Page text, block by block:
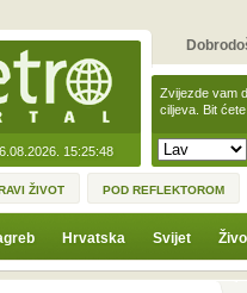
15:25:48
Zvijezde vam
ciljeva. Bit
ŽIVOT POD REFLEKTOROM
Hrvatska Svijet